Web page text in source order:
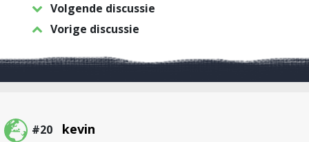
Volgende discussie
Vorige discussie
#20 kevin